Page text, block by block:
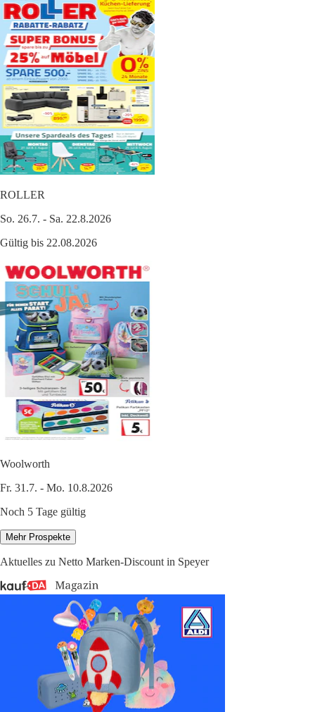
ROLLER
So. 26.7. - Sa. 22.8.2026
Gültig bis 22.08.2026
Woolworth
Fr. 31.7. - Mo. 10.8.2026
Noch 5 Tage gültig
Mehr Prospekte
Aktuelles zu Netto Marken-Discount in Speyer